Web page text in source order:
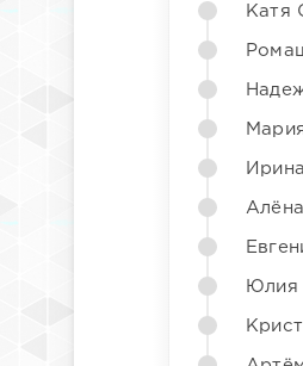
Катя
Юлия